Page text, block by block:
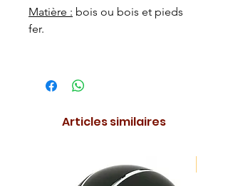
Matière : bois ou bois et pieds
fer.
Articles similaires